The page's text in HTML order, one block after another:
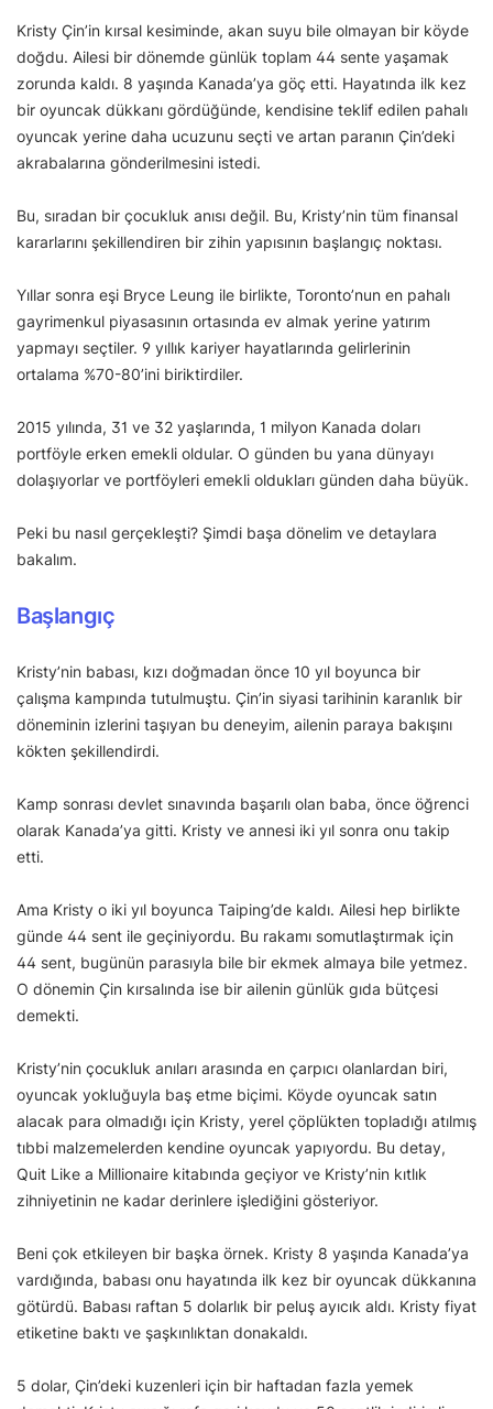
Kristy Çin’in kırsal kesiminde, akan suyu bile olmayan bir köyde
doğdu. Ailesi bir dönemde günlük toplam 44 sente yaşamak
zorunda kaldı. 8 yaşında Kanada’ya göç etti. Hayatında ilk kez
bir oyuncak dükkanı gördüğünde, kendisine teklif edilen pahalı
oyuncak yerine daha ucuzunu seçti ve artan paranın Çin’deki
akrabalarına gönderilmesini istedi.
Bu, sıradan bir çocukluk anısı değil. Bu, Kristy’nin tüm finansal
kararlarını şekillendiren bir zihin yapısının başlangıç noktası.
Yıllar sonra eşi Bryce Leung ile birlikte, Toronto’nun en pahalı
gayrimenkul piyasasının ortasında ev almak yerine yatırım
yapmayı seçtiler. 9 yıllık kariyer hayatlarında gelirlerinin
ortalama %70-80’ini biriktirdiler.
2015 yılında, 31 ve 32 yaşlarında, 1 milyon Kanada doları
portföyle erken emekli oldular. O günden bu yana dünyayı
dolaşıyorlar ve portföyleri emekli oldukları günden daha büyük.
Peki bu nasıl gerçekleşti? Şimdi başa dönelim ve detaylara
bakalım.
Başlangıç
Kristy’nin babası, kızı doğmadan önce 10 yıl boyunca bir
çalışma kampında tutulmuştu. Çin’in siyasi tarihinin karanlık bir
döneminin izlerini taşıyan bu deneyim, ailenin paraya bakışını
kökten şekillendirdi.
Kamp sonrası devlet sınavında başarılı olan baba, önce öğrenci
olarak Kanada’ya gitti. Kristy ve annesi iki yıl sonra onu takip
etti.
Ama Kristy o iki yıl boyunca Taiping’de kaldı. Ailesi hep birlikte
günde 44 sent ile geçiniyordu. Bu rakamı somutlaştırmak için
44 sent, bugünün parasıyla bile bir ekmek almaya bile yetmez.
O dönemin Çin kırsalında ise bir ailenin günlük gıda bütçesi
demekti.
Kristy’nin çocukluk anıları arasında en çarpıcı olanlardan biri,
oyuncak yokluğuyla baş etme biçimi. Köyde oyuncak satın
alacak para olmadığı için Kristy, yerel çöplükten topladığı atılmış
tıbbi malzemelerden kendine oyuncak yapıyordu. Bu detay,
Quit Like a Millionaire kitabında geçiyor ve Kristy’nin kıtlık
zihniyetinin ne kadar derinlere işlediğini gösteriyor.
Beni çok etkileyen bir başka örnek. Kristy 8 yaşında Kanada’ya
vardığında, babası onu hayatında ilk kez bir oyuncak dükkanına
götürdü. Babası raftan 5 dolarlık bir peluş ayıcık aldı. Kristy fiyat
etiketine baktı ve şaşkınlıktan donakaldı.
5 dolar, Çin’deki kuzenleri için bir haftadan fazla yemek